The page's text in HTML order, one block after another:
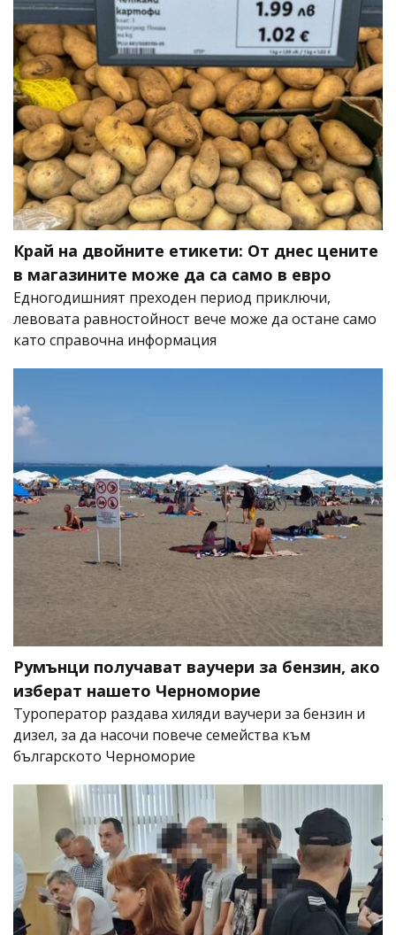
Край на двойните етикети: От днес цените
в магазините може да са само в евро
Едногодишният преходен период приключи,
левовата равностойност вече може да остане само
като справочна информация
Румънци получават ваучери за бензин, ако
изберат нашето Черноморие
Туроператор раздава хиляди ваучери за бензин и
дизел, за да насочи повече семейства към
българското Черноморие